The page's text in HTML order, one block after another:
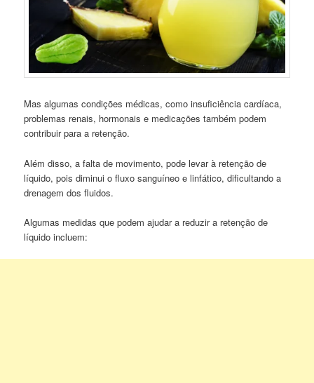
Mas algumas condições médicas, como insuficiência cardíaca,
problemas renais, hormonais e medicações também podem
contribuir para a retenção.
Além disso, a falta de movimento, pode levar à retenção de
líquido, pois diminui o fluxo sanguíneo e linfático, dificultando a
drenagem dos fluidos.
Algumas medidas que podem ajudar a reduzir a retenção de
líquido incluem: